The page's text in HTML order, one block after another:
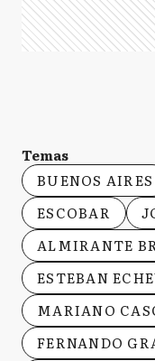
Temas
BUENOS AIRES
ESCOBAR
ALMIRANTE
ESTEBAN
MARIANO
FERNANDO